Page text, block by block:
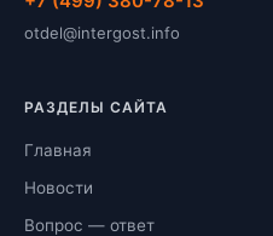
otdel@intergost.info
РАЗДЕЛЫ САЙТА
Главная
Новости
Вопрос — ответ